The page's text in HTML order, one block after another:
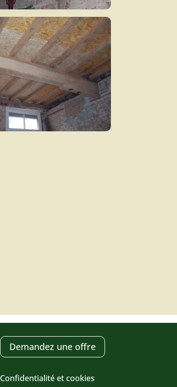
Demandez une offre
Confidentialité et cookies